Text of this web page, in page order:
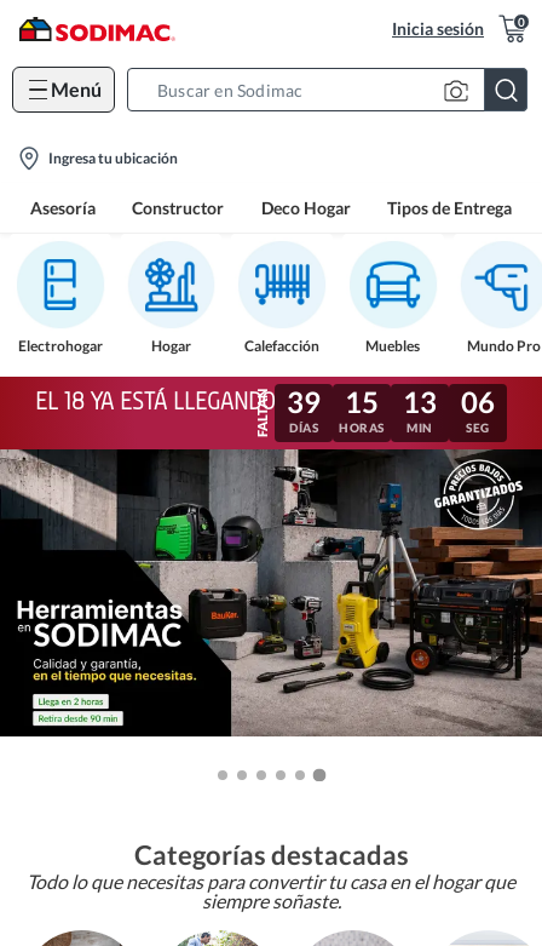
Inicia sesión 0
Menú
location-
Ingresa tu ubicación
Asesoría Constructor Deco Hogar Tipos de Entrega
Electrohogar Hogar Calefacción Muebles Mundo Pro
EL 18 YA ESTÁ LLEGANDO 39
DÍAS
15
HORAS
13
MIN
03
SEG
Categorías destacadas
Todo lo que necesitas para convertir tu casa en el hogar que
siempre soñaste.